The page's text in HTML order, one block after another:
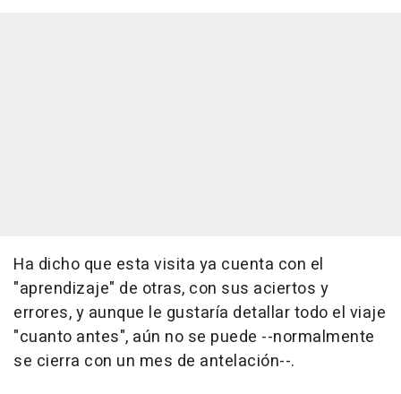
Ha dicho que esta visita ya cuenta con el
"aprendizaje" de otras, con sus aciertos y
errores, y aunque le gustaría detallar todo el viaje
"cuanto antes", aún no se puede --normalmente
se cierra con un mes de antelación--.